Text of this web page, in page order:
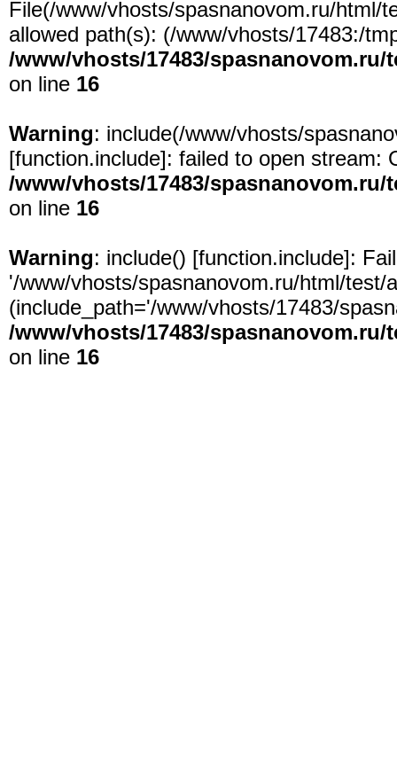
File(/www/vhosts/spasnanovom.ru/html/
allowed path(s): (/www/vhosts/17483:/
/www/vhosts/17483/
on line 16
Warning: include(/www/vhosts/
[function.include]: failed to open stream:
/www/vhosts/17483/
on line 16
Warning: include() [function.include]:
'/www/vhosts/spasnanovom.ru/html/
(include_path='/www/vhosts/17483/
/www/vhosts/17483/
on line 16